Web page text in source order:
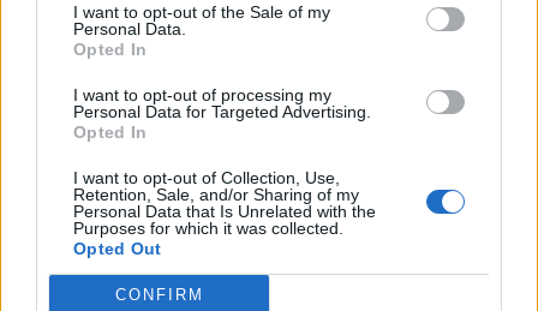
I want to opt-out of the Sale of my
Personal Data.
Opted In
I want to opt-out of processing my
Personal Data for Targeted Advertising.
Opted In
I want to opt-out of Collection, Use,
Retention, Sale, and/or Sharing of my
Personal Data that Is Unrelated with the
Purposes for which it was collected.
Opted Out
CONFIRM
Staran luetuimmat
1